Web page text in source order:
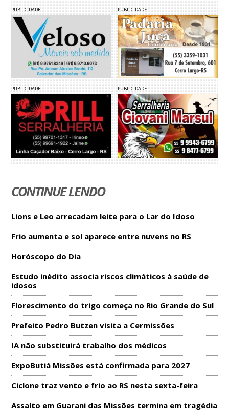
PUBLICIDADE PUBLICIDADE
PUBLICIDADE PUBLICIDADE
CONTINUE LENDO
Lions e Leo arrecadam leite para o Lar do Idoso
Frio aumenta e sol aparece entre nuvens no RS
Horóscopo do Dia
Estudo inédito associa riscos climáticos à saúde de
idosos
Florescimento do trigo começa no Rio Grande do Sul
Prefeito Pedro Butzen visita a Cermissões
IA não substituirá trabalho dos médicos
ExpoButiá Missões está confirmada para 2027
Ciclone traz vento e frio ao RS nesta sexta-feira
Assalto em Guarani das Missões termina em tragédia